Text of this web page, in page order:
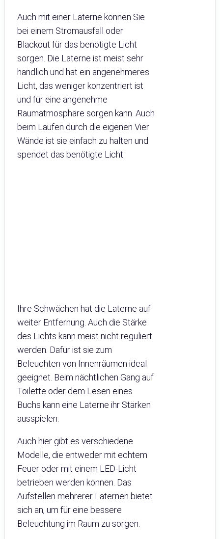
Auch mit einer Laterne können Sie
bei einem Stromausfall oder
Blackout für das benötigte Licht
sorgen. Die Laterne ist meist sehr
handlich und hat ein angenehmeres
Licht, das weniger konzentriert ist
und für eine angenehme
Raumatmosphäre sorgen kann. Auch
beim Laufen durch die eigenen Vier
Wände ist sie einfach zu halten und
spendet das benötigte Licht.
Ihre Schwächen hat die Laterne auf
weiter Entfernung. Auch die Stärke
des Lichts kann meist nicht reguliert
werden. Dafür ist sie zum
Beleuchten von Innenräumen ideal
geeignet. Beim nächtlichen Gang auf
Toilette oder dem Lesen eines
Buchs kann eine Laterne ihr Stärken
ausspielen.
Auch hier gibt es verschiedene
Modelle, die entweder mit echtem
Feuer oder mit einem LED-Licht
betrieben werden können. Das
Aufstellen mehrerer Laternen bietet
sich an, um für eine bessere
Beleuchtung im Raum zu sorgen.